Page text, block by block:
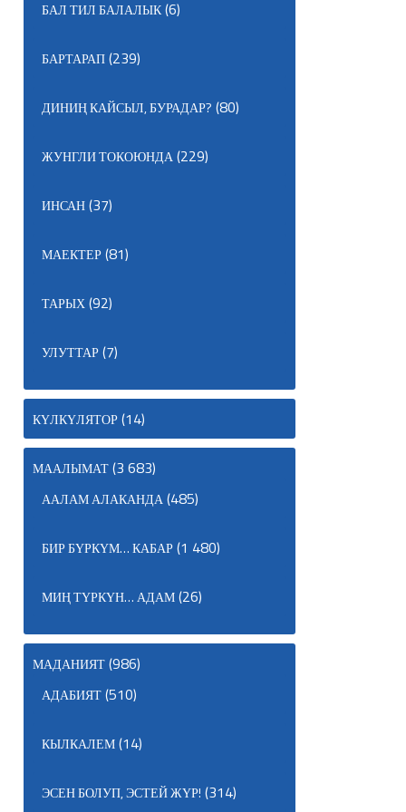
БАЛ ТИЛ БАЛАЛЫК(6)
БАРТАРАП(239)
ДИНИҢ КАЙСЫЛ, БУРАДАР? (80)
ЖУНГЛИ ТОКОЮНДА(229)
ИНСАН(37)
МАЕКТЕР(81)
ТАРЫХ(92)
УЛУТТАР(7)
КҮЛКҮЛЯТОР(14)
МААЛЫМАТ(3 683)
ААЛАМ АЛАКАНДА(485)
БИР БҮРКҮМ… КАБАР(1 480)
МИҢ ТҮРКҮН… АДАМ(26)
МАДАНИЯТ(986)
АДАБИЯТ(510)
КЫЛКАЛЕМ(14)
ЭСЕН БОЛУП, ЭСТЕЙ ЖҮР! (314)